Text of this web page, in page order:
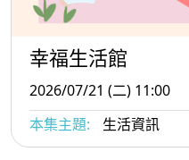
幸福生活館
2026/07/21 (二) 11:00
本集主題:
生活資訊